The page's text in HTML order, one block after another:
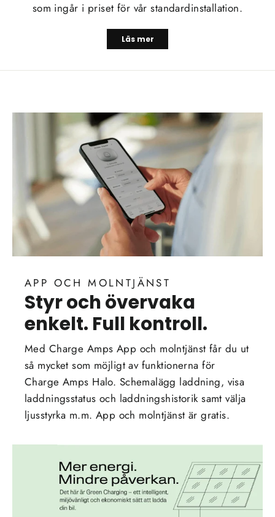
som ingår i priset för vår standardinstallation.
Läs mer
APP OCH MOLNTJÄNST
Styr och övervaka
enkelt. Full kontroll.
Med Charge Amps App och molntjänst får du ut
så mycket som möjligt av funktionerna för
Charge Amps Halo. Schemalägg laddning, visa
laddningsstatus och laddningshistorik samt välja
ljusstyrka m.m. App och molntjänst är gratis.